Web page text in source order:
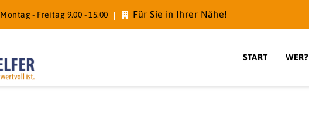
Montag - Freitag 9.00 - 15.00 Für Sie in Ihrer Nähe!
START WER?